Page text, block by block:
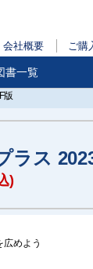
会社概要 ご購
書一覧
版
ラス
)
広めよう